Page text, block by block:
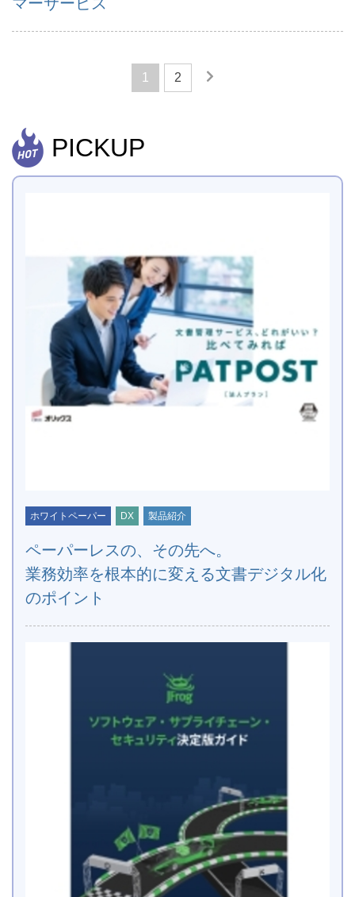
1 2
PICKUP
ホワイトペーパー DX 製品紹介
ペーパーレスの、その先へ。
業務効率を根本的に変える文書デジタル化
のポイント